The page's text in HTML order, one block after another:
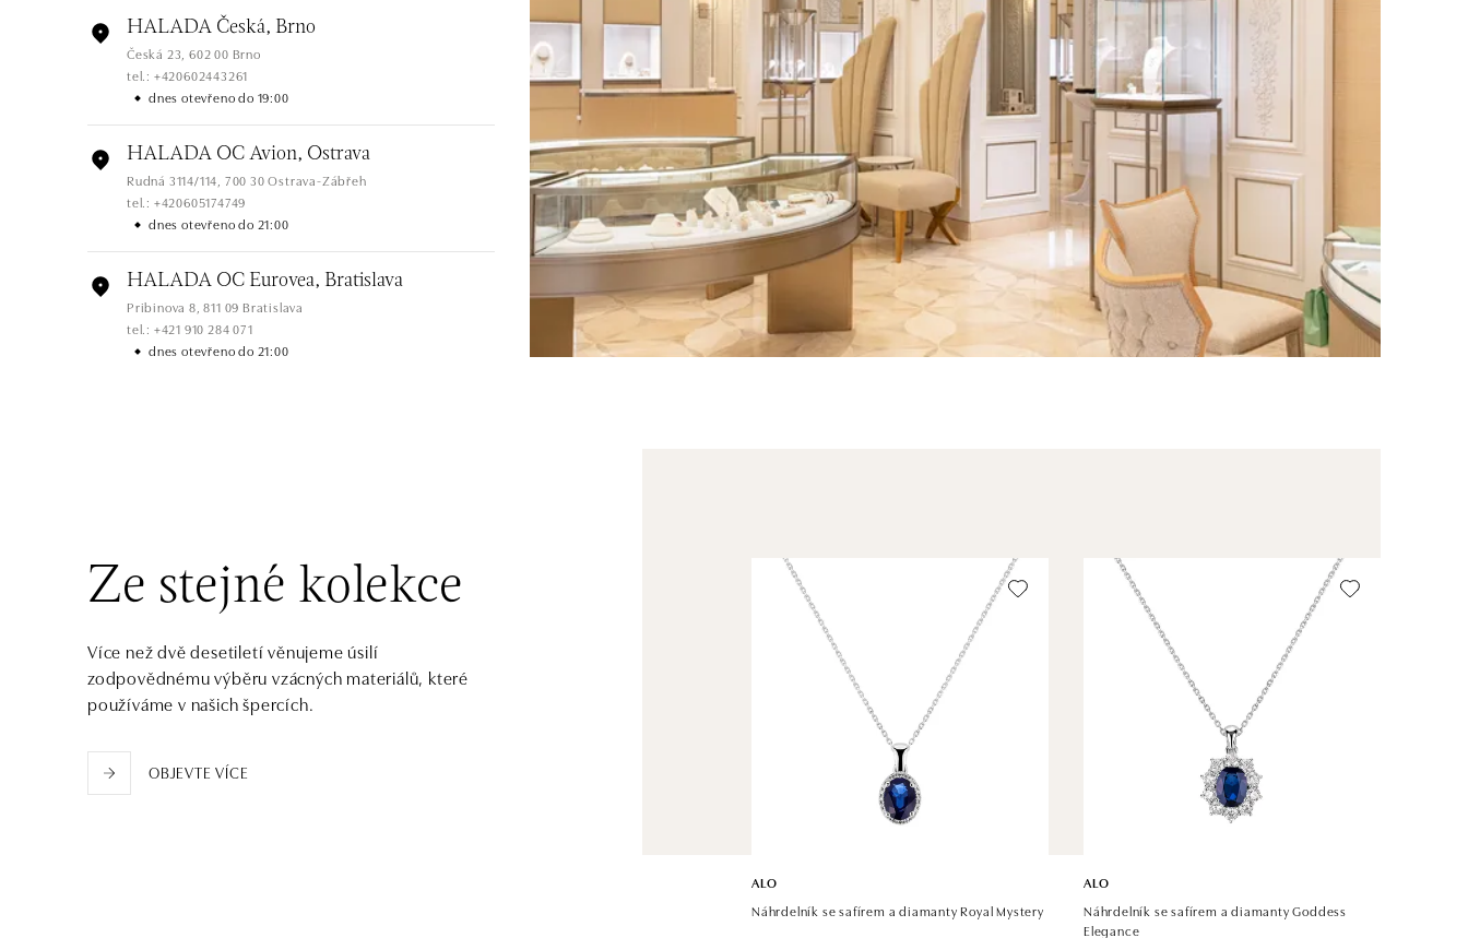
HALADA Česká, Brno
Česká 23, 602 00 Brno
tel.: +420602443261
dnes otevřeno do 19:00
HALADA OC Avion, Ostrava
Rudná 3114/114, 700 30 Ostrava-Zábřeh
tel.: +420605174749
dnes otevřeno do 21:00
HALADA OC Eurovea, Bratislava
Pribinova 8, 811 09 Bratislava
tel.: +421 910 284 071
dnes otevřeno do 21:00
Einsteinova 18, 851 01 Bratislava
tel.: +421 917 090 891
dnes otevřeno do 21:00
Ze stejné kolekce
Více než dvě desetiletí věnujeme úsilí
zodpovědnému výběru vzácných materiálů, které
používáme v našich špercích.
OBJEVTE VÍCE
ALO
Náhrdelník se safírem a diamanty Royal Mystery
ALO
Náhrdelník se safírem a diamanty Goddess
Elegance